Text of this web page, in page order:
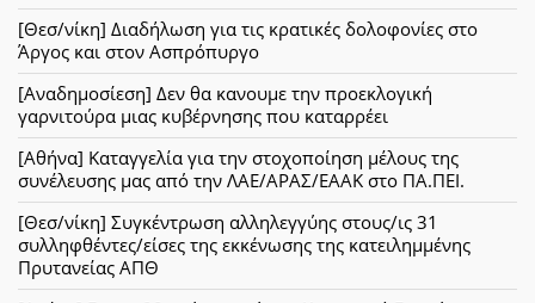
[Θεσ/νίκη] Διαδήλωση για τις κρατικές δολοφονίες στο
Άργος και στον Ασπρόπυργο
[Αναδημοσίεση] Δεν θα κανουμε την προεκλογική
γαρνιτούρα μιας κυβέρνησης που καταρρέει
[Αθήνα] Καταγγελία για την στοχοποίηση μέλους της
συνέλευσης μας από την ΛΑΕ/ΑΡΑΣ/ΕΑΑΚ στο ΠΑ.ΠΕΙ.
[Θεσ/νίκη] Συγκέντρωση αλληλεγγύης στους/ις 31
συλληφθέντες/είσες της εκκένωσης της κατειλημμένης
Πρυτανείας ΑΠΘ